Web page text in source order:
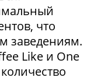
что
заведениям.
Like и One